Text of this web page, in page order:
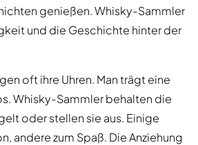
genießen. Whisky-Sammler
und die Geschichte hinter der
oft ihre Uhren. Man trägt eine
Whisky-Sammler behalten die
oder stellen sie aus. Einige
andere zum Spaß. Die Anziehung